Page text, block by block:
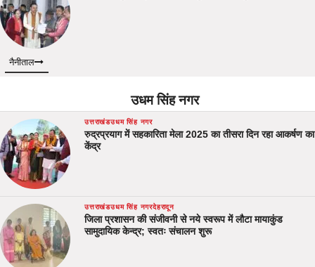
नैनीताल
उधम सिंह नगर
उत्तराखंडउधम सिंह नगर
रुद्रप्रयाग में सहकारिता मेला 2025 का तीसरा दिन रहा आकर्षण का
केंद्र
उत्तराखंडउधम सिंह नगरदेहरादून
जिला प्रशासन की संजीवनी से नये स्वरूप में लौटा मायाकुंड
सामुदायिक केन्द्र; स्वतः संचालन शुरू